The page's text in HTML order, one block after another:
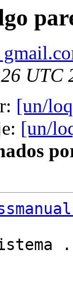
UTC
[un/
[un/